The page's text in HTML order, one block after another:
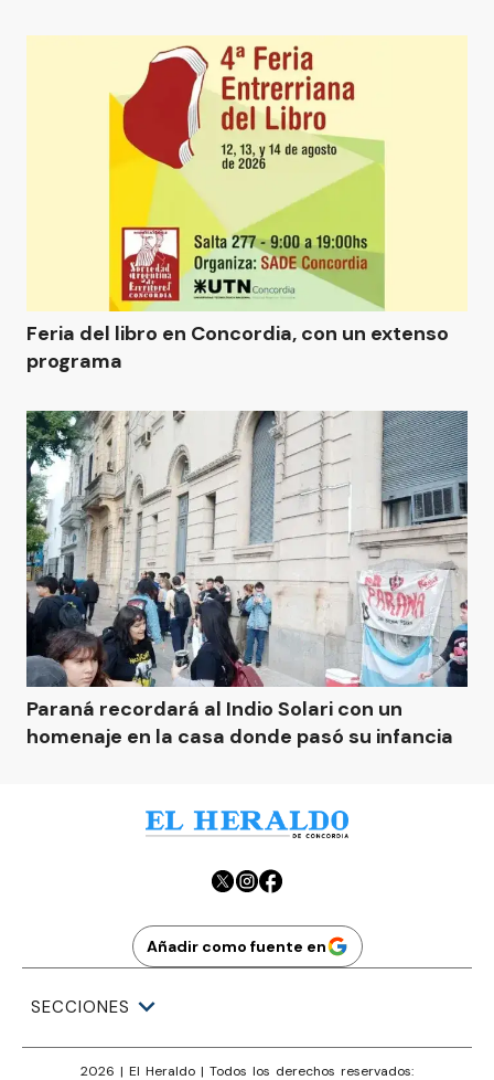
Feria del libro en Concordia, con un extenso
programa
Paraná recordará al Indio Solari con un
homenaje en la casa donde pasó su infancia
Añadir como fuente en
SECCIONES
2026 | El Heraldo | Todos los derechos reservados: